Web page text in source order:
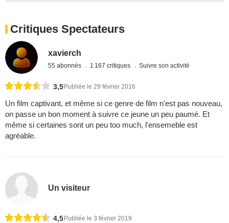
Critiques Spectateurs
xavierch
55 abonnés 1 167 critiques Suivre son activité
3,5 Publiée le 29 février 2016
Un film captivant, et même si ce genre de film n'est pas nouveau,
on passe un bon moment à suivre ce jeune un peu paumé. Et
même si certaines sont un peu too much, l'ensemeble est
agréable.
Un visiteur
4,5Publiée le 3 février 2019